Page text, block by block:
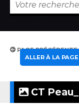
PAGE PRÉCÉDENTE
ALLER À LA
CT